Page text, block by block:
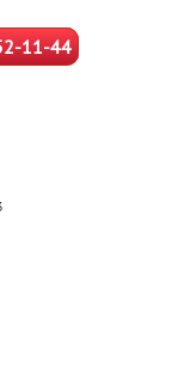
11-44